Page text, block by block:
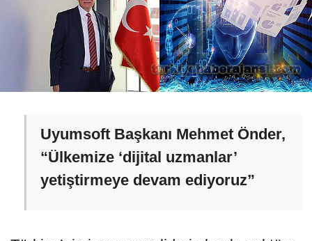
Uyumsoft Başkanı Mehmet Önder,
“Ülkemize ‘dijital uzmanlar’
yetiştirmeye devam ediyoruz”